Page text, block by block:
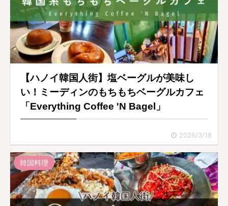
【ハノイ韓国人街】塩ベーグルが美味し
い！ミーディンのもちもちベーグルカフェ
「Everything Coffee 'N Bagel」
2026/3/18
韓国料理